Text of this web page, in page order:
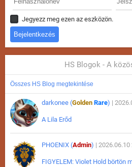
Jegyezz meg ezen az eszközön.
HS Blogok - A
Összes HS Blog megtekintése
darkonee (Golden Rare) |
A Lila Erőd
PHOENIX (Admin) | 2026.06.10
FIGYELEM: Violet Hold börtön